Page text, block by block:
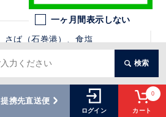
一ヶ月間表示しない
提携先直送便
ログイン
0
カート
検索
さば（石巻港）、食塩
170g